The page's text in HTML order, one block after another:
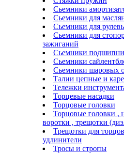
Сьемники
Сьемники для
Сьемники для
Сьемники для
зажиганий
Сьемники
Сьемники
Сьемники шаровых
Талии цепные и
Тележки
Торцевые насадки
Торцовые головки
Торцовые головки ,
воротки , трещотки
Трещотки для
удлинители
Тросы и стропы